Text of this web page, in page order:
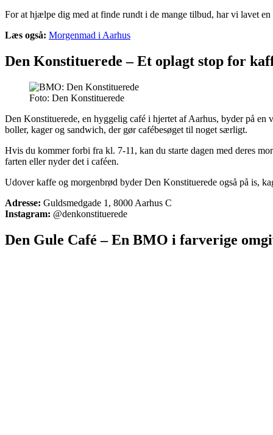
For at hjælpe dig med at finde rundt i de mange tilbud, har vi lavet
Læs også: Morgenmad i Aarhus
Den Konstituerede – Et oplagt stop for
Foto: Den Konstituerede
Den Konstituerede, en hyggelig café i hjertet af Aarhus, byder på
boller, kager og sandwich, der gør cafébesøget til noget særligt.
Hvis du kommer forbi fra kl. 7-11, kan du starte dagen med deres
farten eller nyder det i caféen.
Udover kaffe og morgenbrød byder Den Konstituerede også på is,
Adresse: Guldsmedgade 1, 8000 Aarhus C
Instagram: @denkonstituerede
Den Gule Café – En BMO i farverige